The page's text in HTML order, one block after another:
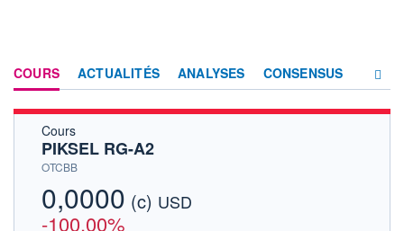
COURS ACTUALITÉS ANALYSES CONSENSUS
Cours
PIKSEL RG-A2
OTCBB
0,0000 (c) USD
-100,00%